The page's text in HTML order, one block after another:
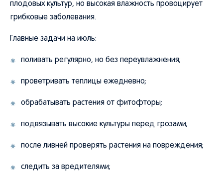
плодовых культур, но высокая влажность провоцирует
грибковые заболевания.
Главные задачи на июль:
поливать регулярно, но без переувлажнения;
проветривать теплицы ежедневно;
обрабатывать растения от фитофторы;
подвязывать высокие культуры перед грозами;
после ливней проверять растения на повреждения;
следить за вредителями;